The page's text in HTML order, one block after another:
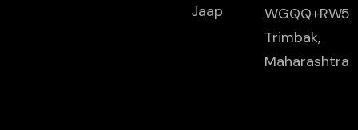
Jaap
WGQQ+RW5
Trimbak,
Maharashtra